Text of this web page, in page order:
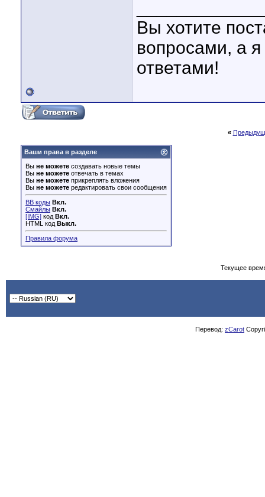
Вы хотите
вопросами, а
ответами!
«
Ваши права в разделе
Вы не можете создавать новые темы
Вы не можете отвечать в темах
Вы не можете прикреплять вложения
Вы не можете редактировать свои сообщения
BB коды Вкл.
Смайлы Вкл.
[IMG] код Вкл.
HTML код Выкл.
Правила форума
Текущее
Перевод: zCarot